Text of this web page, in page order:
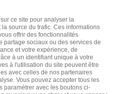
notre politique de confidentialité,
ici.
confidentialité